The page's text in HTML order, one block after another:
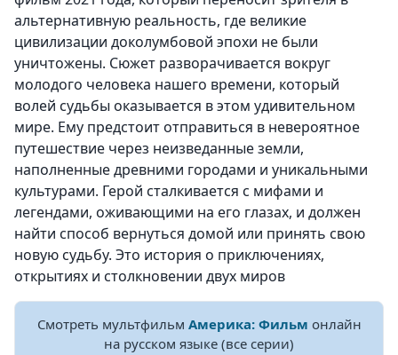
альтернативную реальность, где великие
цивилизации доколумбовой эпохи не были
уничтожены. Сюжет разворачивается вокруг
молодого человека нашего времени, который
волей судьбы оказывается в этом удивительном
мире. Ему предстоит отправиться в невероятное
путешествие через неизведанные земли,
наполненные древними городами и уникальными
культурами. Герой сталкивается с мифами и
легендами, оживающими на его глазах, и должен
найти способ вернуться домой или принять свою
новую судьбу. Это история о приключениях,
открытиях и столкновении двух миров
Смотреть мультфильм Америка: Фильм онлайн
на русском языке (все серии)